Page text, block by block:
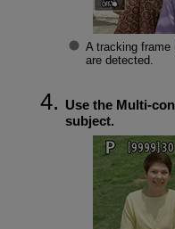
A tracking frame
are detected.
Use the Multi-
subject.